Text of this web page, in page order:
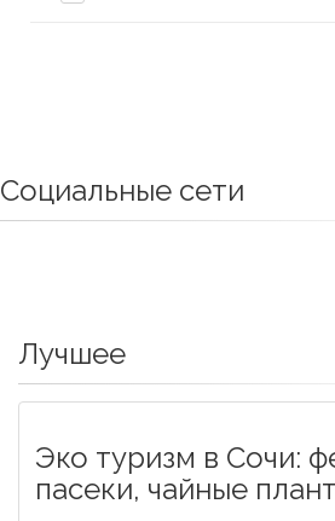
Социальные сети
Лучшее
Эко туризм в Сочи:
пасеки, чайные